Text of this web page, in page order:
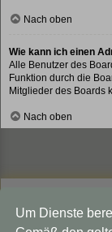
Um Dienste
Nach oben
Wie kann ich einen
Alle Benutzer des
Funktion durch die
Mitglieder des Boards
Nach oben